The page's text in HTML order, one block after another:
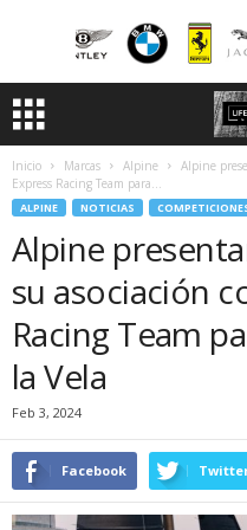
Inicio Marcas Alpine
Alpine
Express Racing Team para...
ALPINE NOTICIAS
Alpine
su asociación
Racing Team
la Vela
Feb 3, 2024
Facebook